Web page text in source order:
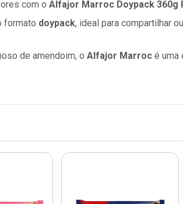
com o Alfajor Marroc Doypack 360g
formato doypack, ideal para compartilhar
de amendoim, o Alfajor Marroc é uma